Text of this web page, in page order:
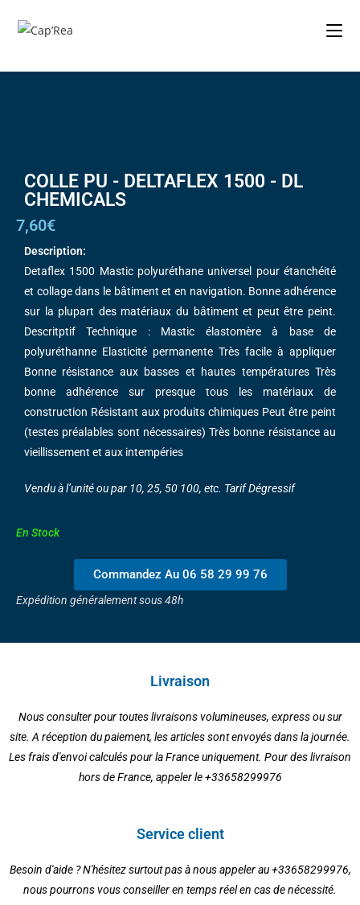
COLLE PU - DELTAFLEX 1500 - DL
CHEMICALS
7,60€
Description:
Detaflex 1500 Mastic polyuréthane universel pour étanchéité
et collage dans le bâtiment et en navigation. Bonne adhérence
sur la plupart des matériaux du bâtiment et peut être peint.
Descritptif Technique : Mastic élastomère à base de
polyuréthanne Elasticité permanente Très facile à appliquer
Bonne résistance aux basses et hautes températures Très
bonne adhérence sur presque tous les matériaux de
construction Résistant aux produits chimiques Peut être peint
(testes préalables sont nécessaires) Très bonne résistance au
vieillissement et aux intempéries
Vendu à l’unité ou par 10, 25, 50 100, etc. Tarif Dégressif
En Stock
Commandez Au 06 58 29 99 76
Expédition généralement sous 48h
Livraison
Nous consulter pour toutes livraisons volumineuses, express ou sur
site. A réception du paiement, les articles sont envoyés dans la journée.
Les frais d'envoi calculés pour la France uniquement. Pour des livraison
hors de France, appeler le +33658299976
Service client
Besoin d'aide ? N'hésitez surtout pas à nous appeler au +33658299976,
nous pourrons vous conseiller en temps réel en cas de nécessité.